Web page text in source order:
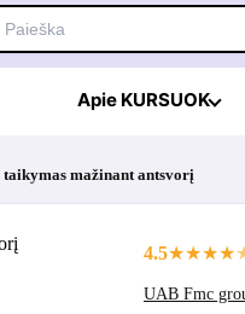
Apie KURSUOK
mažinant antsvorį
4.5★★★★
UAB Fmc